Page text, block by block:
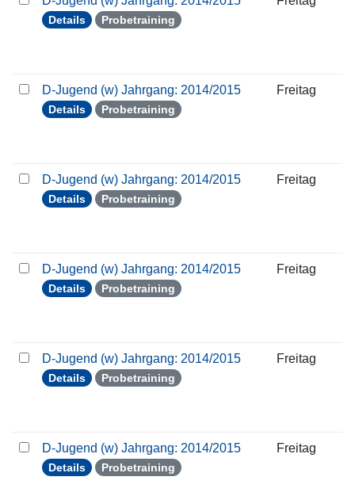
Details Probetraining
D-Jugend (w) Jahrgang: 2014/2015
Details Probetraining
Freitag
D-Jugend (w) Jahrgang: 2014/2015
Details Probetraining
Freitag
D-Jugend (w) Jahrgang: 2014/2015
Details Probetraining
Freitag
D-Jugend (w) Jahrgang: 2014/2015
Details Probetraining
Freitag
D-Jugend (w) Jahrgang: 2014/2015
Details Probetraining
Freitag